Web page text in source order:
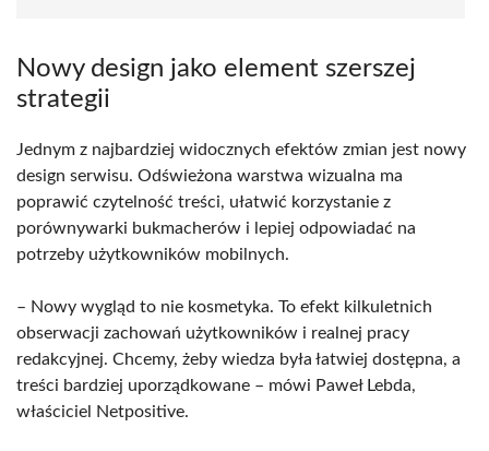
Nowy design jako element szerszej
strategii
Jednym z najbardziej widocznych efektów zmian jest nowy
design serwisu. Odświeżona warstwa wizualna ma
poprawić czytelność treści, ułatwić korzystanie z
porównywarki bukmacherów i lepiej odpowiadać na
potrzeby użytkowników mobilnych.
– Nowy wygląd to nie kosmetyka. To efekt kilkuletnich
obserwacji zachowań użytkowników i realnej pracy
redakcyjnej. Chcemy, żeby wiedza była łatwiej dostępna, a
treści bardziej uporządkowane – mówi Paweł Lebda,
właściciel Netpositive.